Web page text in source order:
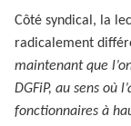
Côté syndical, la
radicalement
maintenant que
DGFiP, au sens où
fonctionnaires à